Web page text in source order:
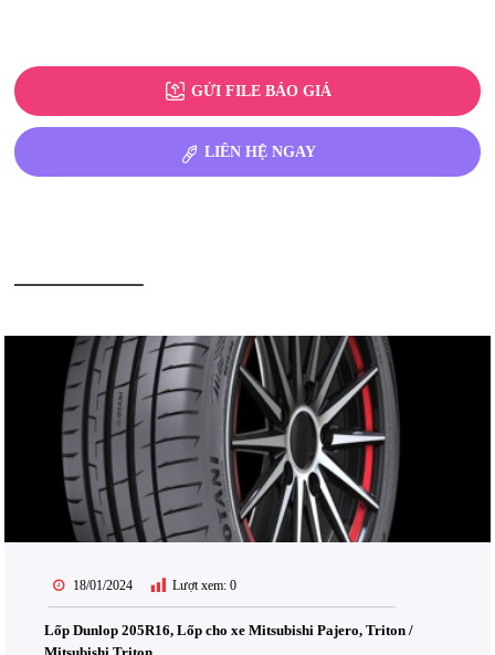
GỬI FILE BÁO GIÁ
LIÊN HỆ NGAY
18/01/2024 Lượt xem: 0
Lốp Dunlop 205R16, Lốp cho xe Mitsubishi Pajero, Triton /
Mitsubishi Triton